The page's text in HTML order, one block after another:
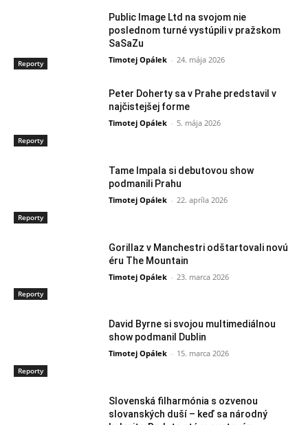
Reporty
Public Image Ltd na svojom nie
poslednom turné vystúpili v pražskom
SaSaZu
Timotej Opálek - 24. mája 2026
Reporty
Peter Doherty sa v Prahe predstavil v
najčistejšej forme
Timotej Opálek - 5. mája 2026
Reporty
Tame Impala si debutovou show
podmanili Prahu
Timotej Opálek - 22. apríla 2026
Reporty
Gorillaz v Manchestri odštartovali novú
éru The Mountain
Timotej Opálek - 23. marca 2026
Reporty
David Byrne si svojou multimediálnou
show podmanil Dublin
Timotej Opálek - 15. marca 2026
Slovenská filharmónia s ozvenou
slovanských duší – keď sa národný